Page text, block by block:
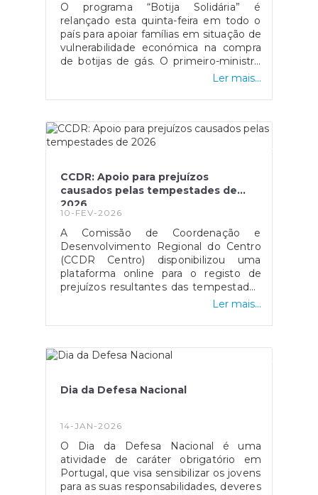
O programa “Botija Solidária” é
relançado esta quinta-feira em todo o
país para apoiar famílias em situação de
vulnerabilidade económica na compra
de botijas de gás. O primeiro-ministro
Luís Montenegro anunciou o aumento
durante os próximos três meses,
da guerra no Médio Oriente.
Ler mais...
CCDR: Apoio para prejuízos
causados pelas tempestades de
2026
10-FEV-2026
A Comissão de Coordenação e
Desenvolvimento Regional do Centro
(CCDR Centro) disponibilizou uma
plataforma online para o registo de
prejuízos resultantes das tempestades
de 2026 que afetaram vários concelhos
cidadãos, empresas, agricultores e
danos em habitações, atividades
acesso a apoios técnicos e
um passo essencial para a avaliação
mecanismos de apoio público. A
plataforma pode ser consultada no site
oficial da CCDR Centro.Esta
candidatura está disponível no site da
Ler mais...
Dia da Defesa Nacional
14-JAN-2026
O Dia da Defesa Nacional é uma
atividade de caráter obrigatório em
Portugal, que visa sensibilizar os jovens
para as suas responsabilidades, deveres